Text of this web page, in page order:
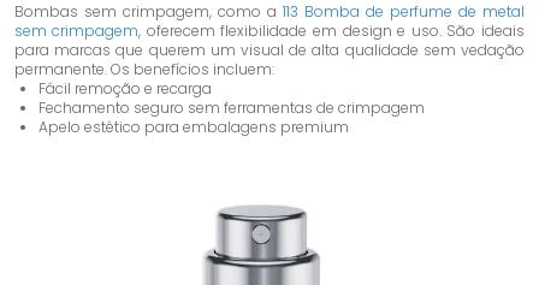
Bombas sem crimpagem, como a 113 Bomba de perfume de metal
sem crimpagem, oferecem flexibilidade em design e uso. São ideais
para marcas que querem um visual de alta qualidade sem vedação
permanente. Os benefícios incluem:
Fácil remoção e recarga
Fechamento seguro sem ferramentas de crimpagem
Apelo estético para embalagens premium